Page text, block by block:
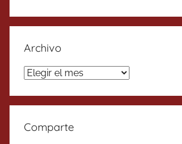
Archivo
Archivo
Comparte